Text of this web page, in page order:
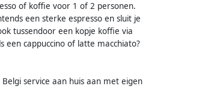
of koffie voor 1 of 2 personen.
een sterke espresso en sluit je
tussendoor een kopje koffie via
een cappuccino of latte macchiato?
service aan huis aan met eigen